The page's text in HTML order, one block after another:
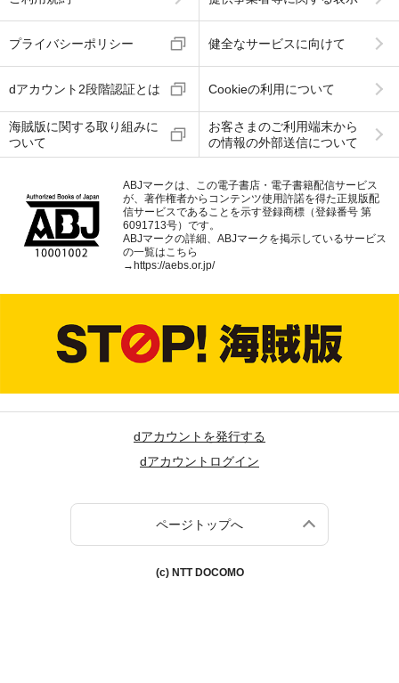
プライバシーポリシー 健全なサービスに向けて
dアカウント2段階認証とは Cookieの利用について
海賊版に関する取り組みに
ついて
お客さまのご利用端末から
の情報の外部送信について
ABJマークは、この電子書店・電子書籍配信サービス
が、著作権者からコンテンツ使用許諾を得た正規版配
信サービスであることを示す登録商標（登録番号 第
6091713号）です。
ABJマークの詳細、ABJマークを掲示しているサービス
の一覧はこちら
→https://aebs.or.jp/
dアカウントを発行する
dアカウントログイン
ページトップへ
(c) NTT DOCOMO